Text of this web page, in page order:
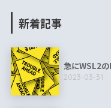
新着記事
急にWSL2
2023-03-31